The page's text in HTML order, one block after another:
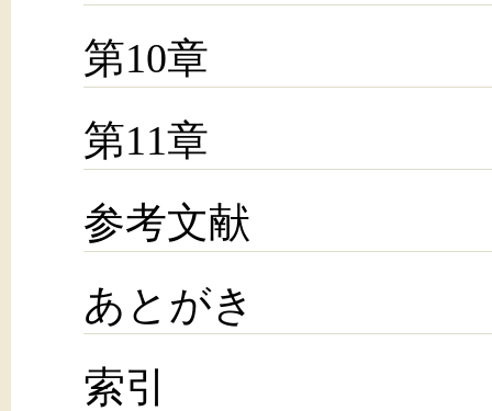
第10章
第11章
参考文献
あとがき
索引